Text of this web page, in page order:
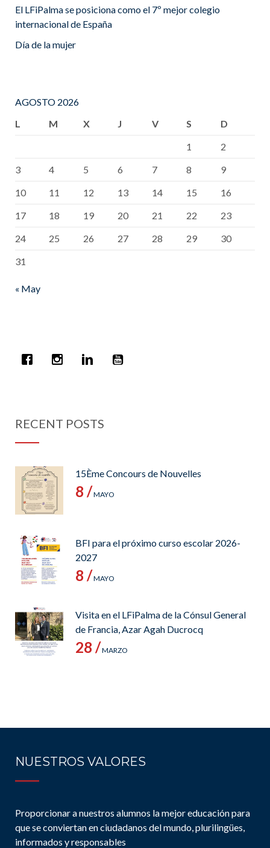
El LFiPalma se posiciona como el 7º mejor colegio
internacional de España
Día de la mujer
AGOSTO 2026
L
M X J V S
D
1
2
3
4 5 6 7 8
9
10
11 12 13 14 15
16
17
18 19 20 21 22
23
24
25 26 27 28 29
30
31
« May
RECENT POSTS
15Ème Concours de Nouvelles
8 /MAYO
BFI para el próximo curso escolar 2026-
2027
8 /MAYO
Visita en el LFiPalma de la Cónsul General
de Francia, Azar Agah Ducrocq
28 /MARZO
NUESTROS VALORES
Proporcionar a nuestros alumnos la mejor educación para
que se conviertan en ciudadanos del mundo, plurilingües,
informados y responsables